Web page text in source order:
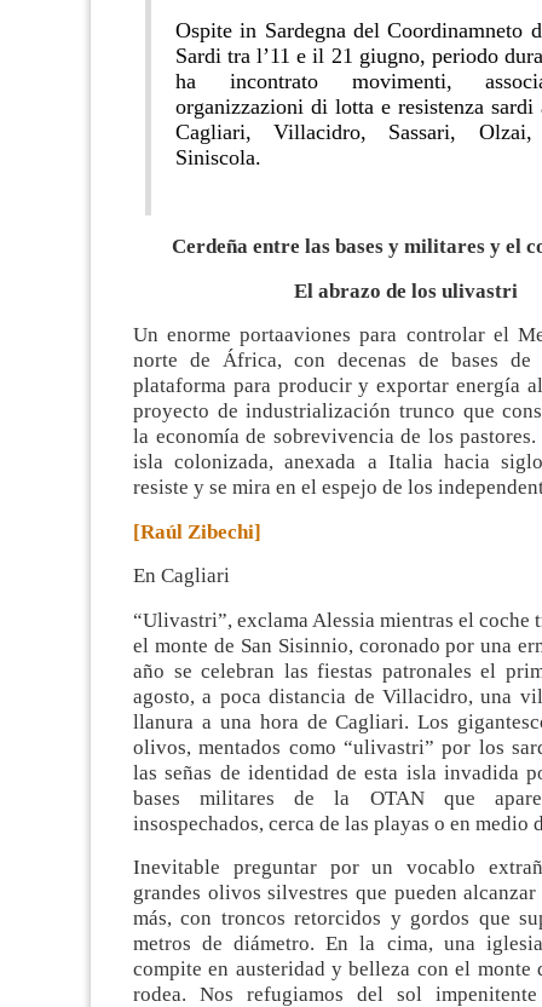
Ospite in Sardegna del Coordinamneto
Sardi tra l’11 e il 21 giugno, periodo
ha incontrato movimenti,
organizzazioni di lotta e resistenza sardi
Cagliari, Villacidro, Sassari,
Siniscola.
Cerdeña entre las bases y militares y el
El abrazo de los ulivastri
Un enorme portaaviones para controlar el
norte de África, con decenas de bases
plataforma para producir y exportar energía
proyecto de industrialización trunco que
la economía de sobrevivencia de los pastores.
isla colonizada, anexada a Italia hacia
resiste y se mira en el espejo de los
[Raúl Zibechi]
En Cagliari
“Ulivastri”, exclama Alessia mientras el coche
el monte de San Sisinnio, coronado por una
año se celebran las fiestas patronales el
agosto, a poca distancia de Villacidro, una
llanura a una hora de Cagliari. Los
olivos, mentados como “ulivastri” por los
las señas de identidad de esta isla invadida
bases militares de la OTAN que
insospechados, cerca de las playas o en medio
Inevitable preguntar por un vocablo
grandes olivos silvestres que pueden
más, con troncos retorcidos y gordos que
metros de diámetro. En la cima, una
compite en austeridad y belleza con el monte
rodea. Nos refugiamos del sol